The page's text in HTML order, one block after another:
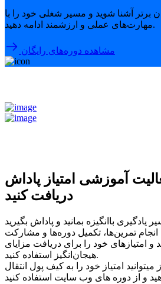
برتر آشنا شوید و مسیر شغلی خود را با
مهارت‌های عملی و ارزشمند ادامه دهید.
مشاهده دوره‌های رایگان
آموزشی امتیاز پاداش
دریافت کنید
تمرین‌ها، تکمیل دوره‌ها و مشارکت
و امتیازهای خود را برای دریافت مزایای
هیجان‌انگیز استفاده کنید.
امتیاز خود را به کیف پول انتقال
و از دوره های وب سایت استفاده کنید